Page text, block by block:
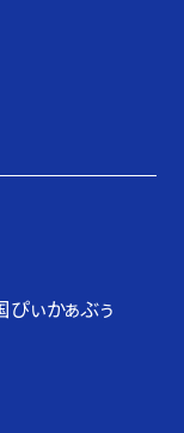
ぃかぁぶぅ